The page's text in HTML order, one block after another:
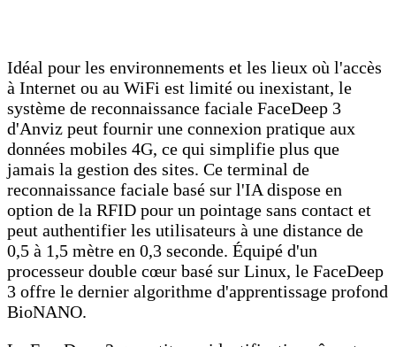
Idéal pour les environnements et les lieux où l'accès
à Internet ou au WiFi est limité ou inexistant, le
système de reconnaissance faciale FaceDeep 3
d'Anviz peut fournir une connexion pratique aux
données mobiles 4G, ce qui simplifie plus que
jamais la gestion des sites. Ce terminal de
reconnaissance faciale basé sur l'IA dispose en
option de la RFID pour un pointage sans contact et
peut authentifier les utilisateurs à une distance de
0,5 à 1,5 mètre en 0,3 seconde. Équipé d'un
processeur double cœur basé sur Linux, le FaceDeep
3 offre le dernier algorithme d'apprentissage profond
BioNANO.